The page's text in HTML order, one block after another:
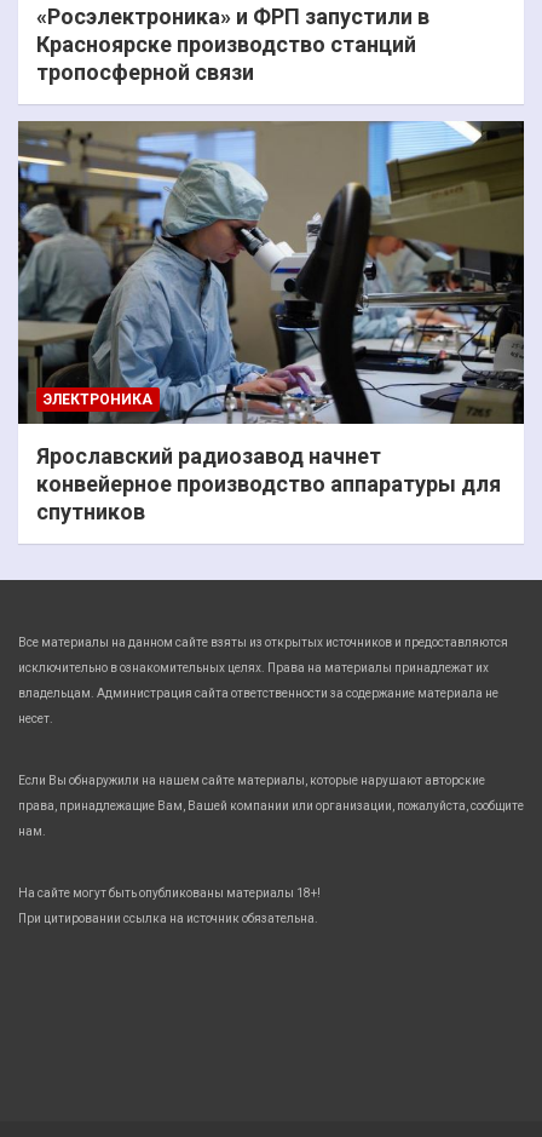
«Росэлектроника» и ФРП запустили в
Красноярске производство станций
тропосферной связи
ЭЛЕКТРОНИКА
Ярославский радиозавод начнет
конвейерное производство аппаратуры для
спутников
Все материалы на данном сайте взяты из открытых источников и предоставляются
исключительно в ознакомительных целях. Права на материалы принадлежат их
владельцам. Администрация сайта ответственности за содержание материала не
несет.
Если Вы обнаружили на нашем сайте материалы, которые нарушают авторские
права, принадлежащие Вам, Вашей компании или организации, пожалуйста, сообщите
нам.
На сайте могут быть опубликованы материалы 18+!
При цитировании ссылка на источник обязательна.